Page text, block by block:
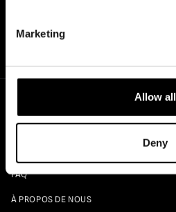
Marketing
Allow all
Deny
Liens rapides
CALENDRIER DE PRÉ-COMMANDE
FAQ
À PROPOS DE NOUS